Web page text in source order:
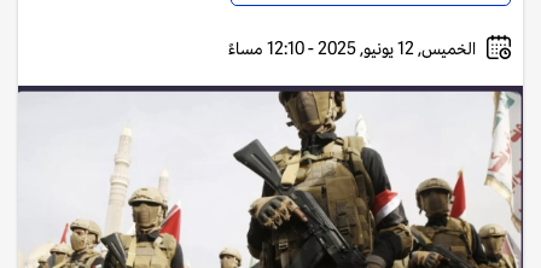
الخميس, 12 يونيو, 2025 - 12:10 مساءً